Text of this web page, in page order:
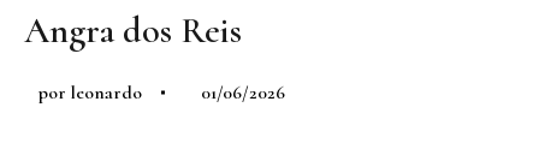
Angra dos Reis
por leonardo 01/06/2026